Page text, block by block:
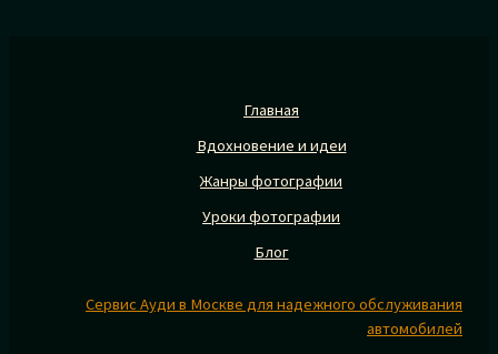
Главная
Вдохновение и идеи
Жанры фотографии
Уроки фотографии
Блог
Сервис Ауди в Москве для надежного обслуживания
автомобилей